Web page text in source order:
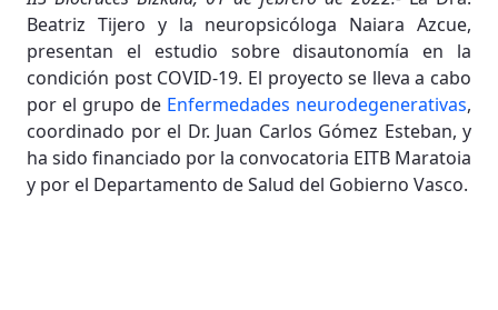
Beatriz Tijero y la neuropsicóloga Naiara Azcue,
presentan el estudio sobre disautonomía en la
condición post COVID-19. El proyecto se lleva a cabo
por el grupo de Enfermedades neurodegenerativas,
coordinado por el Dr. Juan Carlos Gómez Esteban, y
ha sido financiado por la convocatoria EITB Maratoia
y por el Departamento de Salud del Gobierno Vasco.